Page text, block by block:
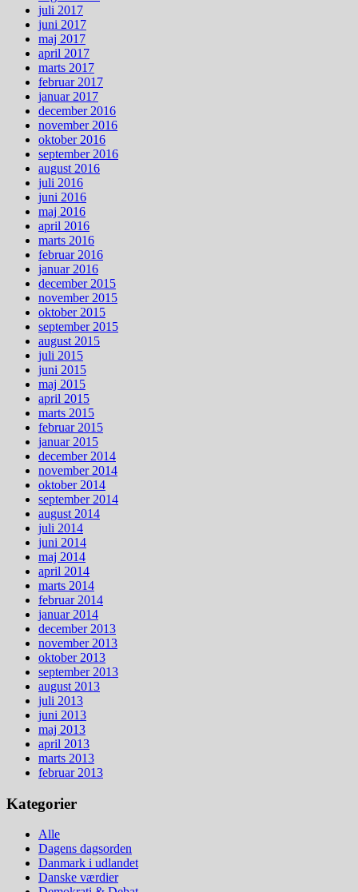
juli 2017
juni 2017
maj 2017
april 2017
marts 2017
februar 2017
januar 2017
december 2016
november 2016
oktober 2016
september 2016
august 2016
juli 2016
juni 2016
maj 2016
april 2016
marts 2016
februar 2016
januar 2016
december 2015
november 2015
oktober 2015
september 2015
august 2015
juli 2015
juni 2015
maj 2015
april 2015
marts 2015
februar 2015
januar 2015
december 2014
november 2014
oktober 2014
september 2014
august 2014
juli 2014
juni 2014
maj 2014
april 2014
marts 2014
februar 2014
januar 2014
december 2013
november 2013
oktober 2013
september 2013
august 2013
juli 2013
juni 2013
maj 2013
april 2013
marts 2013
februar 2013
Kategorier
Alle
Dagens dagsorden
Danmark i udlandet
Danske værdier